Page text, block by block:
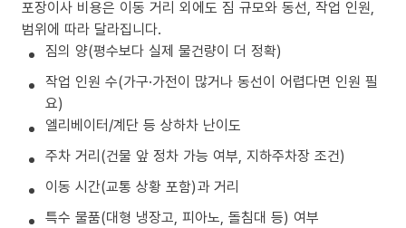
포장이사 비용은 이동 거리 외에도 짐 규모와 동선, 작업 인원,
범위에 따라 달라집니다.
짐의 양(평수보다 실제 물건량이 더 정확)
작업 인원 수(가구·가전이 많거나 동선이 어렵다면 인원 필
요)
엘리베이터/계단 등 상하차 난이도
주차 거리(건물 앞 정차 가능 여부, 지하주차장 조건)
이동 시간(교통 상황 포함)과 거리
특수 물품(대형 냉장고, 피아노, 돌침대 등) 여부